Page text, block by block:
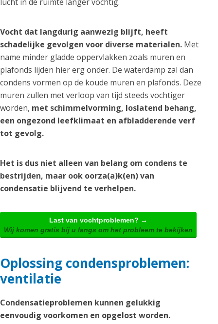
Vocht dat langdurig aanwezig blijft, heeft
schadelijke gevolgen voor diverse materialen. Met
name minder gladde oppervlakken zoals muren en
plafonds lijden hier erg onder. De waterdamp zal dan
condens vormen op de koude muren en plafonds. Deze
muren zullen met verloop van tijd steeds vochtiger
worden, met schimmelvorming, loslatend behang,
een ongezond leefklimaat en afbladderende verf
tot gevolg.
Het is dus niet alleen van belang om condens te
bestrijden, maar ook oorza(a)k(en) van
condensatie blijvend te verhelpen.
Last van vochtproblemen? →
Wij komen gratis bij u langs om het probleem te bekijken
Oplossing condensproblemen:
ventilatie
Condensatieproblemen kunnen gelukkig
eenvoudig voorkomen en opgelost worden.